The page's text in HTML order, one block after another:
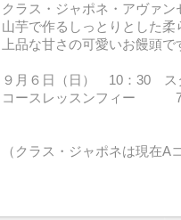
クラス・ジャポネ・アヴ
山芋で作るしっとりとした
上品な甘さの可愛いお饅頭で
９月６日（日） 10：30
コースレッスンフィー
（クラス・ジャポネは現在